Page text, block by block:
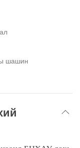
шашин